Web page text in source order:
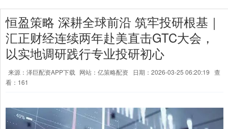
恒盈策略 深耕全球前沿 筑牢投研根基｜
汇正财经连续两年赴美直击GTC大会，
以实地调研践行专业投研初心
来源：泽巨配资APP下载 网站：亿策略配资 日期：2026-03-25 06:20:19 查
看：161